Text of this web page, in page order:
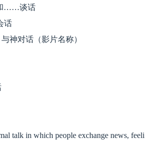
和……谈话
话
与神对话（影片名称）
talk in which people exchange news, feeli